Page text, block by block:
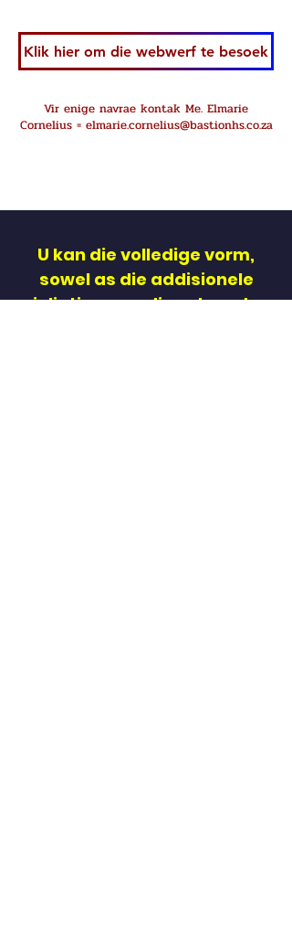
Klik hier om die webwerf te besoek
Vir enige navrae kontak Me. Elmarie
Cornelius = elmarie.cornelius@bastionhs.co.za
U kan die volledige vorm,
sowel as die addisionele
inligting aan die volgende